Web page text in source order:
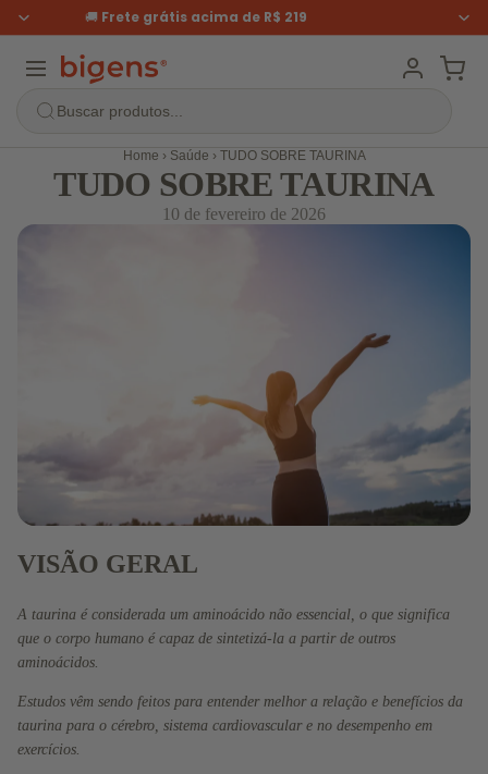
🚚 Frete grátis acima de R$ 219
Buscar produtos...
Home › Saúde › TUDO SOBRE TAURINA
TUDO SOBRE TAURINA
10 de fevereiro de 2026
VISÃO GERAL
A taurina é considerada um aminoácido não essencial, o que significa
que o corpo humano é capaz de sintetizá-la a partir de outros
aminoácidos.
Estudos vêm sendo feitos para entender melhor a relação e benefícios da
taurina para o cérebro, sistema cardiovascular e no desempenho em
exercícios.